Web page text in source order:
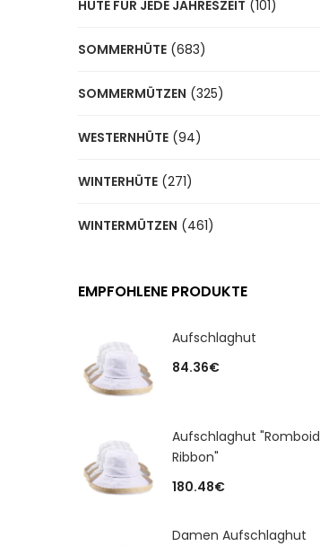
HÜTE FÜR JEDE JAHRESZEIT (101)
SOMMERHÜTE (683)
SOMMERMÜTZEN (325)
WESTERNHÜTE (94)
WINTERHÜTE (271)
WINTERMÜTZEN (461)
EMPFOHLENE PRODUKTE
Aufschlaghut
84.36€
Aufschlaghut "Romboid
Ribbon"
180.48€
Damen Aufschlaghut